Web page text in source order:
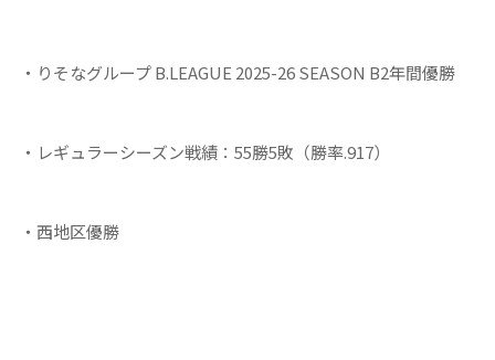
・りそなグループ B.LEAGUE 2025-26 SEASON B2年間優勝
・レギュラーシーズン戦績：55勝5敗（勝率.917）
・西地区優勝